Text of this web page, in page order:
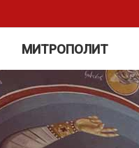
МИТРОПОЛИТ